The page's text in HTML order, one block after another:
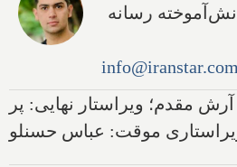
رسانه
info@iranstar.com
مقدم؛ ویراستار نهایی: پر
موقت: عباس حسنلو